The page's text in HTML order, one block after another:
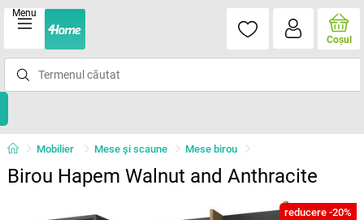
Menu
Coşul
Mobilier Mese şi scaune Mese birou
Birou Hapem Walnut and Anthracite
reducere -20%